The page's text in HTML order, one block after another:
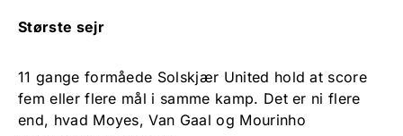
Største sejr
11 gange formåede Solskjær United hold at score
fem eller flere mål i samme kamp. Det er ni flere
end, hvad Moyes, Van Gaal og Mourinho